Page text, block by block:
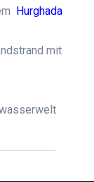
Hurghada
mit